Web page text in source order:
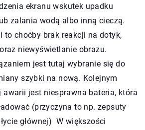
ekranu wskutek upadku
zalania wodą albo inną cieczą.
to choćby brak reakcji na dotyk,
niewyświetlanie obrazu.
jest tutaj wybranie się do
szybki na nową. Kolejnym
awarii jest niesprawna bateria, która
(przyczyna to np. zepsuty
głównej) W większości